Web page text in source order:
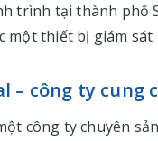
trình tại thành phố
một thiết bị giám
– công ty
công ty chuyên